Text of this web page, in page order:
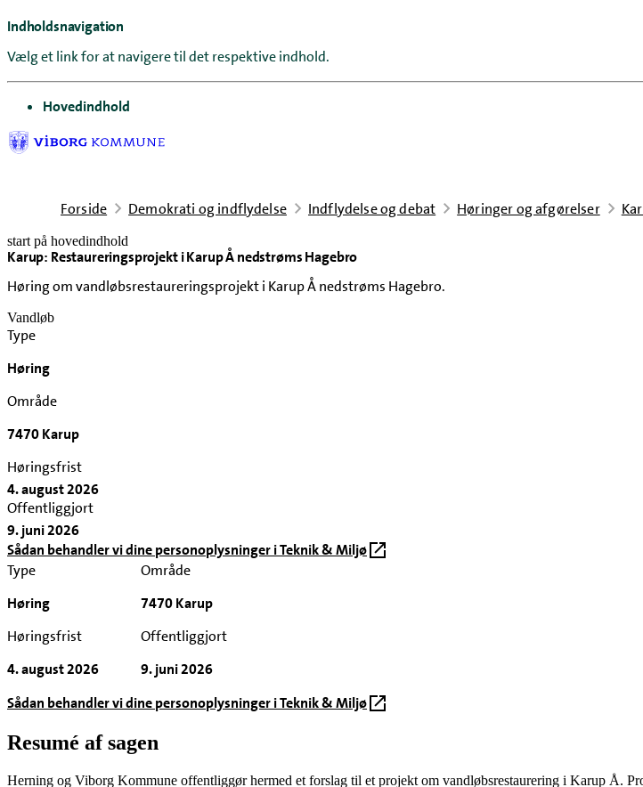
Indholdsnavigation
Vælg et link for at navigere til det respektive indhold.
gå til
Hovedindhold
Forside Demokrati og indflydelse Indflydelse og debat Høringer og afgørelser
start på hovedindhold
Karup: Restaureringsprojekt i Karup Å nedstrøms Hagebro
Høring om vandløbsrestaureringsprojekt i Karup Å nedstrøms Hagebro.
senest opdateret 9. juni 2026
Vandløb
Type
Høring
Område
7470 Karup
Høringsfrist
4. august 2026
Offentliggjort
9. juni 2026
Sådan behandler vi dine personoplysninger i Teknik & Miljø
Type
Høring
Område
7470 Karup
Høringsfrist
4. august 2026
Offentliggjort
9. juni 2026
Sådan behandler vi dine personoplysninger i Teknik & Miljø
Resumé af sagen
Herning og Viborg Kommune offentliggør hermed et forslag til et projekt om vandløbsrestaurering i Karup Å.